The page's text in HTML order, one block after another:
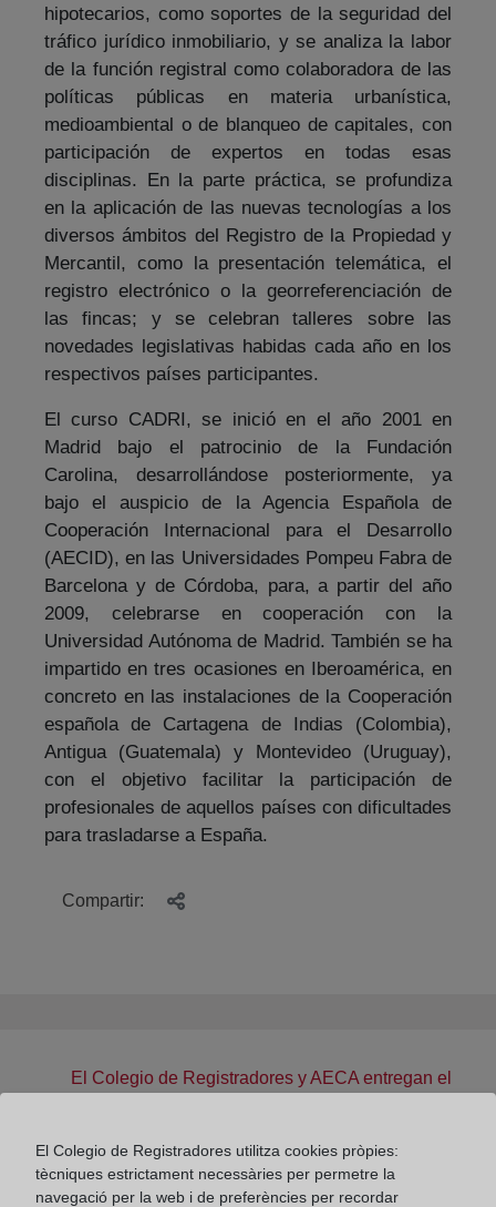
hipotecarios, como soportes de la seguridad del
tráfico jurídico inmobiliario, y se analiza la labor
de la función registral como colaboradora de las
políticas públicas en materia urbanística,
medioambiental o de blanqueo de capitales, con
participación de expertos en todas esas
disciplinas. En la parte práctica, se profundiza
en la aplicación de las nuevas tecnologías a los
diversos ámbitos del Registro de la Propiedad y
Mercantil, como la presentación telemática, el
registro electrónico o la georreferenciación de
las fincas; y se celebran talleres sobre las
novedades legislativas habidas cada año en los
respectivos países participantes.
El curso CADRI, se inició en el año 2001 en
Madrid bajo el patrocinio de la Fundación
Carolina, desarrollándose posteriormente, ya
bajo el auspicio de la Agencia Española de
Cooperación Internacional para el Desarrollo
(AECID), en las Universidades Pompeu Fabra de
Barcelona y de Córdoba, para, a partir del año
2009, celebrarse en cooperación con la
Universidad Autónoma de Madrid. También se ha
impartido en tres ocasiones en Iberoamérica, en
concreto en las instalaciones de la Cooperación
española de Cartagena de Indias (Colombia),
Antigua (Guatemala) y Montevideo (Uruguay),
con el objetivo facilitar la participación de
profesionales de aquellos países con dificultades
para trasladarse a España.
Compartir:
El Colegio de Registradores y AECA entregan el
El Colegio de Registradores utilitza cookies pròpies:
tècniques estrictament necessàries per permetre la
navegació per la web i de preferències per recordar